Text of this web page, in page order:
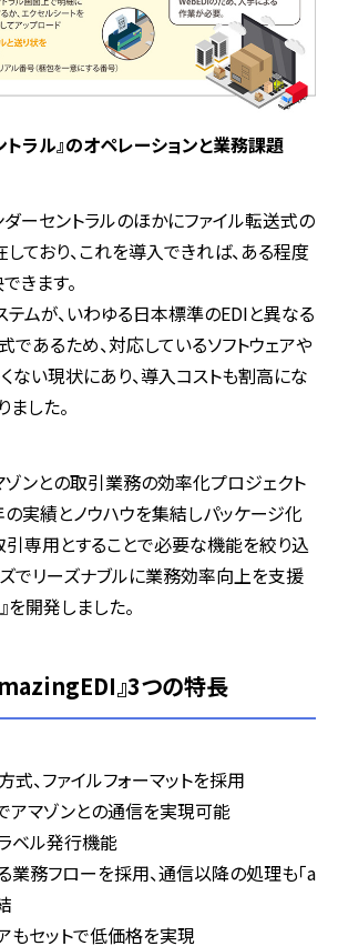
トラル』のオペレーションと業務課題
ダーセントラルのほかにファイル転送式の
ており、これを導入できれば、ある程度
きます。
ムが、いわゆる日本標準のEDIと異なる
であるため、対応しているソフトウェアや
ない現状にあり、導入コストも割高にな
した。
ゾンとの取引業務の効率化プロジェクト
実績とノウハウを集結しパッケージ化
引専用とすることで必要な機能を絞り込
ズでリーズナブルに業務効率向上を支援
を開発しました。
』3つの特長
、ファイルフォーマットを採用
アマゾンとの通信を実現可能
ベル発行機能
業務フローを採用、通信以降の処理も「a
もセットで低価格を実現